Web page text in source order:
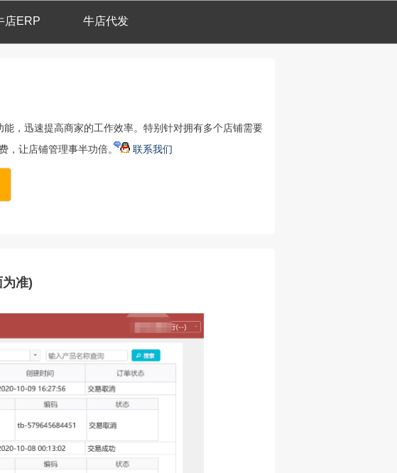
店ERP 牛店代发
，迅速提高商家的工作效率。特别针对拥有多个店铺需要
，让店铺管理事半功倍。
联系我们
准)